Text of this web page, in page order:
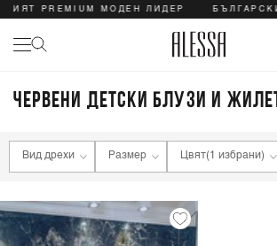
PREMIUM МОДЕН ЛИДЕР
ЧЕРВЕНИ ДЕТСКИ БЛУЗИ И
Вид дрехи Размер Цвят(1 избрани)